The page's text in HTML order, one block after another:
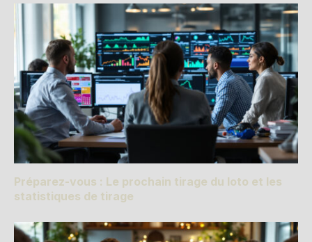
Préparez-vous : Le prochain tirage du loto et les
statistiques de tirage